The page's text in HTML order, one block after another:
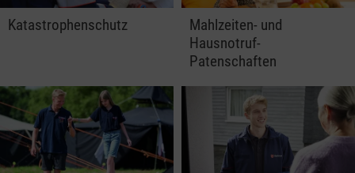
Katastrophenschutz
Mahlzeiten- und
Hausnotruf-
Patenschaften